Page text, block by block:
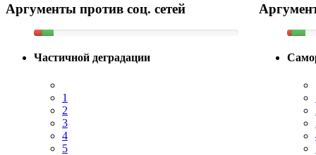
Аргументы против соц. сетей
Частичной деградации
1
2
3
4
5